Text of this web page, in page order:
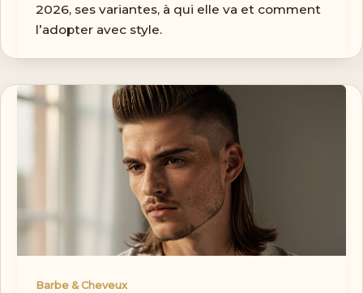
2026, ses variantes, à qui elle va et comment
l’adopter avec style.
Barbe & Cheveux